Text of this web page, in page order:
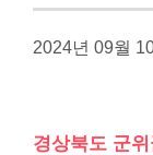
2024년 09월
경상북도 군